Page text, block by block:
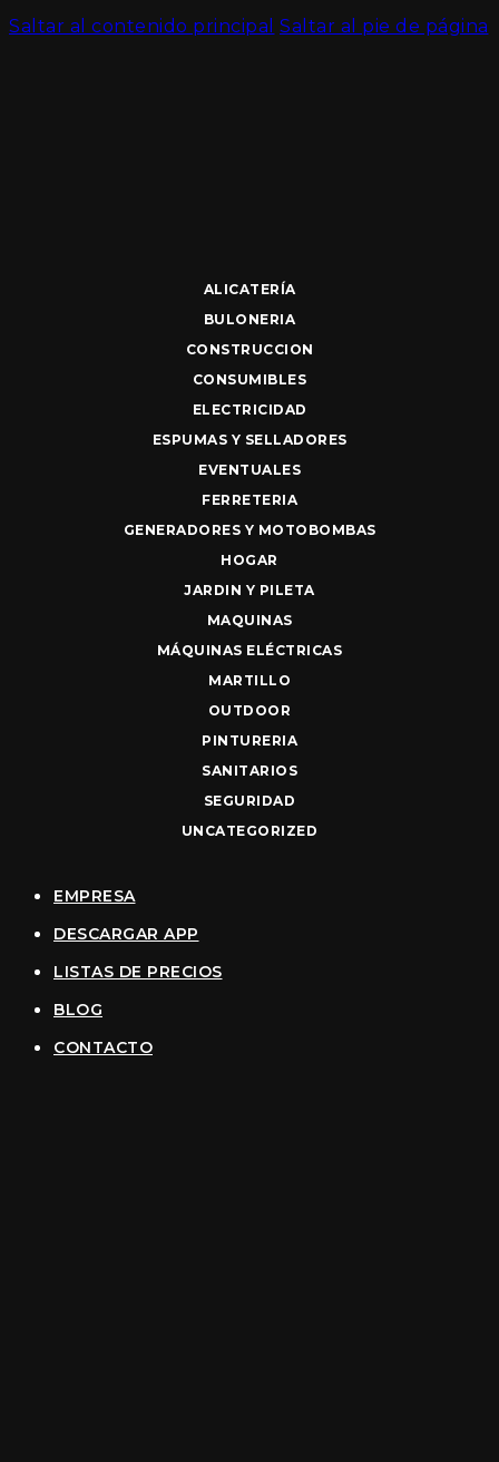
Saltar al contenido principal Saltar al pie de página
ALICATERÍA
BULONERIA
CONSTRUCCION
CONSUMIBLES
ELECTRICIDAD
ESPUMAS Y SELLADORES
EVENTUALES
FERRETERIA
GENERADORES Y MOTOBOMBAS
HOGAR
JARDIN Y PILETA
MAQUINAS
MÁQUINAS ELÉCTRICAS
MARTILLO
OUTDOOR
PINTURERIA
SANITARIOS
SEGURIDAD
UNCATEGORIZED
EMPRESA
DESCARGAR APP
LISTAS DE PRECIOS
BLOG
CONTACTO